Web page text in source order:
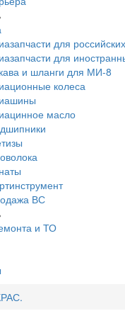
для
для
и шланги для МИ-8
колеса
масло
ВС
и ТО